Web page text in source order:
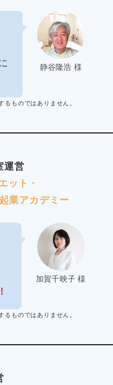
静谷隆浩 様
ありません。
運営
ット・
業アカデミー
加賀千映子 様
ありません。